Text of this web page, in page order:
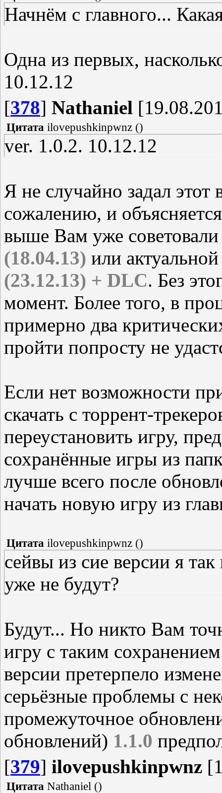
Начнём с главного...
Одна из первых,
10.12.12
[378] Nathaniel
Цитата ilovepushkinpwnz ()
ver. 1.0.2. 10.12.12
Я не случайно задал
сожалению, и
выше Вам уже
(18.04.13) или
(23.12.13) + DLC. Без
момент. Более того, в
примерно два
пройти попросту не
Если нет возможности
скачать с торрент-
переустановить игру,
сохранённые игры из
лучше всего после
начать новую игру из
Цитата ilovepushkinpwnz ()
сейвы из сие версии я
уже не будут?
Будут... Но никто Вам
игру с таким
версии претерпело
серьёзные проблемы с
промежуточное
обновлений) 1.1.0
[379] ilovepushkinpwnz
Цитата Nathaniel ()